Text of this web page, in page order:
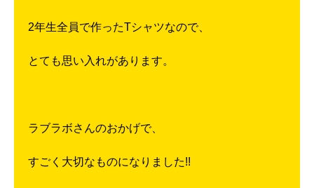
2年生全員で作ったTシャツなので、
とても思い入れがあります。
ラブラボさんのおかげで、
すごく大切なものになりました!!